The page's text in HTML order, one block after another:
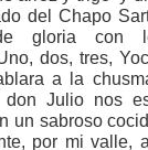
del Chapo
gloria con
dos, tres,
a la
don Julio nos
un sabroso
por mi valle,